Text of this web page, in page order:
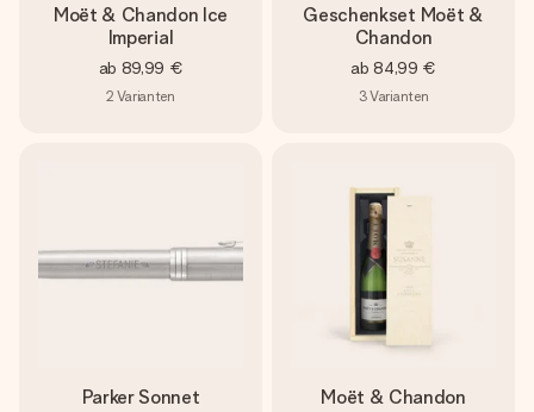
Moët & Chandon Ice
Imperial
ab 89,99 €
2 Varianten
Geschenkset Moët &
Chandon
ab 84,99 €
3Varianten
Parker Sonnet Moët & Chandon